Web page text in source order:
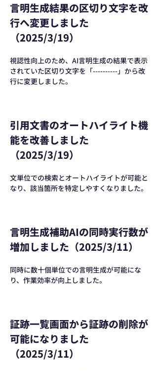
言明生成結果の区切り文字を改
行へ変更しました
（2025/3/19）
視認性向上のため、AI言明生成の結果で表示
されていた区切り文字を「----------」から改
行に変更しました。
引用文書のオートハイライト機
能を改善しました
（2025/3/19）
文単位での検索とオートハイライトが可能と
なり、該当箇所を特定しやすくなりました。
言明生成補助AIの同時実行数が
増加しました（2025/3/11）
同時に数十個単位での言明生成が可能にな
り、作業効率が向上しました。
証跡一覧画面から証跡の削除が
可能になりました
（2025/3/11）